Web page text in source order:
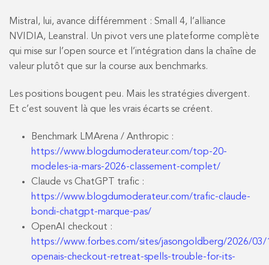
Mistral, lui, avance différemment : Small 4, l’alliance
NVIDIA, Leanstral. Un pivot vers une plateforme complète
qui mise sur l’open source et l’intégration dans la chaîne de
valeur plutôt que sur la course aux benchmarks.
Les positions bougent peu. Mais les stratégies divergent.
Et c’est souvent là que les vrais écarts se créent.
Benchmark LMArena / Anthropic :
https://www.blogdumoderateur.com/top-20-
modeles-ia-mars-2026-classement-complet/
Claude vs ChatGPT trafic :
https://www.blogdumoderateur.com/trafic-claude-
bondi-chatgpt-marque-pas/
OpenAI checkout :
https://www.forbes.com/sites/jasongoldberg/2026/03/
openais-checkout-retreat-spells-trouble-for-its-